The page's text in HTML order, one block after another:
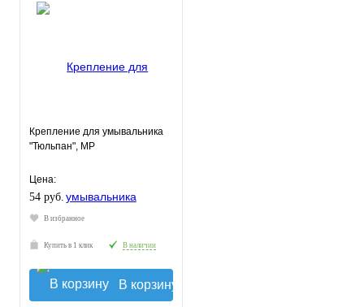
Крепление для умывальника
"Тюльпан", МР
Цена:
54 руб.
В избранное
Купить в 1 клик В наличии
В корзину